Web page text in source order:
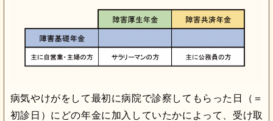
病気やけがをして最初に病院で診察してもらった日（＝
初診日）にどの年金に加入していたかによって、受け取